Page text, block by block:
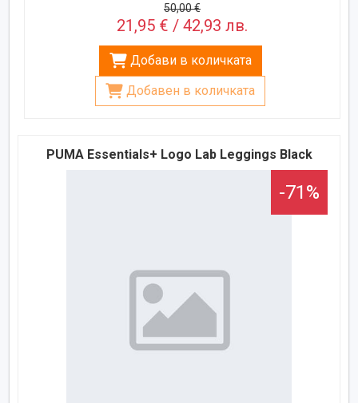
50,00 €
21,95 € / 42,93 лв.
Добави в количката
Добавен в количката
PUMA Essentials+ Logo Lab Leggings Black
-71%